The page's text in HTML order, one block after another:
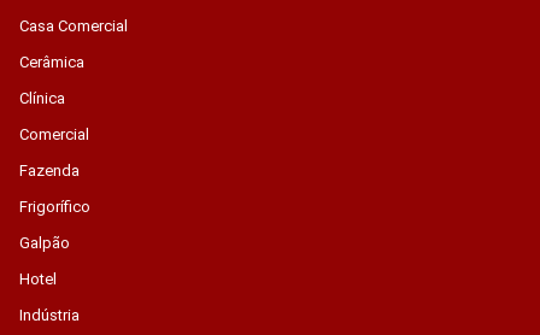
Casa Comercial
Cerâmica
Clínica
Comercial
Fazenda
Frigorífico
Galpão
Hotel
Indústria